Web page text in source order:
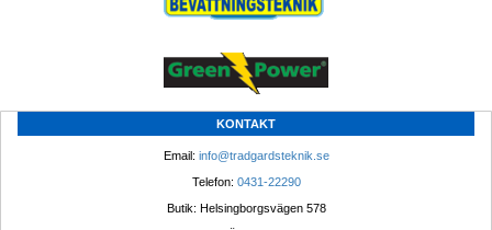
KONTAKT
Email: info@tradgardsteknik.se
Telefon: 0431-22290
Butik: Helsingborgsvägen 578